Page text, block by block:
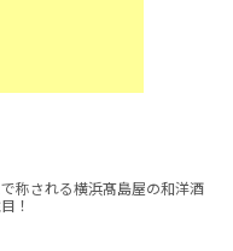
称される横浜髙島屋の和洋酒
！